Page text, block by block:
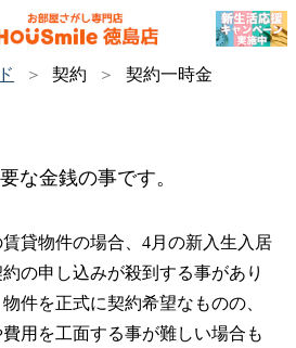
契約 契約一時金
な金銭の事です。
貸物件の場合、4月の新入生入居
の申し込みが殺到する事があり
件を正式に契約希望なものの、
用を工面する事が難しい場合も